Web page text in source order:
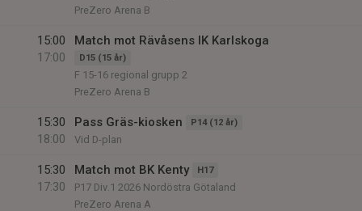
PreZero Arena B
15:00
17:00
Match mot Rävåsens IK Karlskoga
D15 (15 år)
F 15-16 regional grupp 2
PreZero Arena B
15:30
18:00
Pass Gräs-kiosken P14 (12 år)
Vid D-plan
15:30
17:30
Match mot BK Kenty H17
P17 Div.1 2026 Nordöstra Götaland
PreZero Arena A